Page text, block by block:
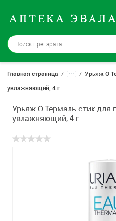
Москва→
12 аптек
Войти |
Доставка и оплата
Способ получения:
не
Главная страница ...
Урьяж О
увлажняющий, 4 г
Урьяж О Термаль стик для
увлажняющий, 4 г